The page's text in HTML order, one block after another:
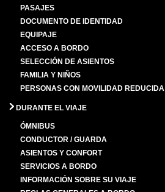
PASAJES
DOCUMENTO DE IDENTIDAD
EQUIPAJE
ACCESO A BORDO
SELECCIÓN DE ASIENTOS
FAMILIA Y NIÑOS
PERSONAS CON MOVILIDAD REDUCIDA
DURANTE EL VIAJE
ÓMNIBUS
CONDUCTOR / GUARDA
ASIENTOS Y CONFORT
SERVICIOS A BORDO
INFORMACIÓN SOBRE SU VIAJE